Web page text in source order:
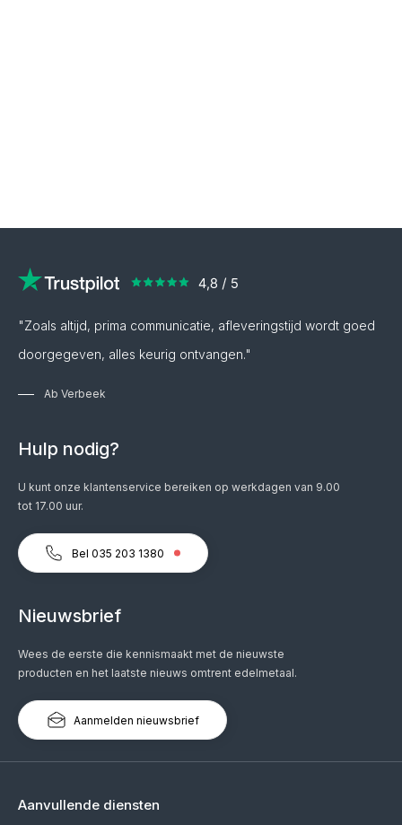
"Zoals altijd, prima communicatie, afleveringstijd wordt goed
doorgegeven, alles keurig ontvangen."
Ab Verbeek
Hulp nodig?
U kunt onze klantenservice bereiken op werkdagen van 9.00
tot 17.00 uur.
Bel 035 203 1380
Nieuwsbrief
Wees de eerste die kennismaakt met de nieuwste
producten en het laatste nieuws omtrent edelmetaal.
Aanmelden nieuwsbrief
Aanvullende diensten